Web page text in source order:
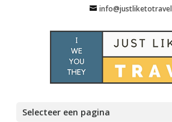
Selecteer een pagina